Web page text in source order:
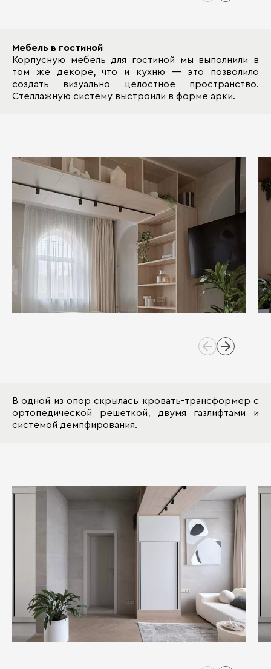
Мебель в гостиной
Корпусную мебель для гостиной мы выполнили в
том же декоре, что и кухню — это позволило
создать визуально целостное пространство.
Стеллажную систему выстроили в форме арки.
В одной из опор скрылась кровать-трансформер с
ортопедической решеткой, двумя газлифтами и
системой демпфирования.